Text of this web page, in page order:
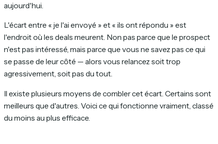
aujourd'hui.
L'écart entre « je l'ai envoyé » et « ils ont répondu » est
l'endroit où les deals meurent. Non pas parce que le prospect
n'est pas intéressé, mais parce que vous ne savez pas ce qui
se passe de leur côté — alors vous relancez soit trop
agressivement, soit pas du tout.
Il existe plusieurs moyens de combler cet écart. Certains sont
meilleurs que d'autres. Voici ce qui fonctionne vraiment, classé
du moins au plus efficace.